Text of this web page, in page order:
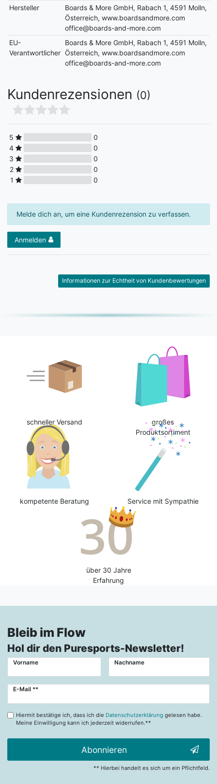
Hersteller
Boards & More GmbH, Rabach 1, 4591 Molln,
Österreich, www.boardsandmore.com
office@boards-and-more.com
EU-
Verantwortlicher
Boards & More GmbH, Rabach 1, 4591 Molln,
Österreich, www.boardsandmore.com
office@boards-and-more.com
Kundenrezensionen (0)
5
0
4
0
3
0
2
0
1
0
Melde dich an, um eine Kundenrezension zu verfassen.
Anmelden
Informationen zur Echtheit von Kundenbewertungen
schneller Versand
großes
Produktsortiment
kompetente Beratung Service mit Sympathie
über 30 Jahre
Erfahrung
Bleib im Flow
Hol dir den Puresports-Newsletter!
Vorname Nachname
E-Mail **
Newsletter
Hiermit bestätige ich, dass ich die Datenschutzerklärung gelesen habe.
Meine Einwilligung kann ich jederzeit widerrufen.**
Abonnieren
** Hierbei handelt es sich um ein Pflichtfeld.